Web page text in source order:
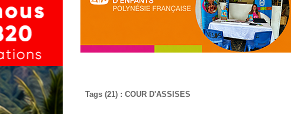
Tags (21) : COUR D'ASSISES